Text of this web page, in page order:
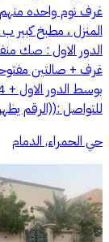
غرف نوم واحده
غرف + صالتين
للتواصل :((الرقم
حي الحمراء, الدمام